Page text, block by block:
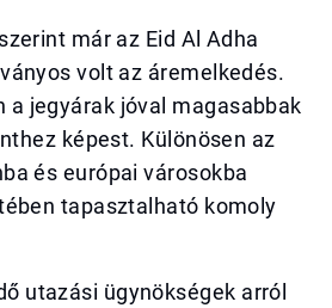
már az Eid Al Adha
volt az áremelkedés.
a jegyárak jóval magasabbak
képest. Különösen az
és európai városokba
tapasztalható komoly
utazási ügynökségek arról